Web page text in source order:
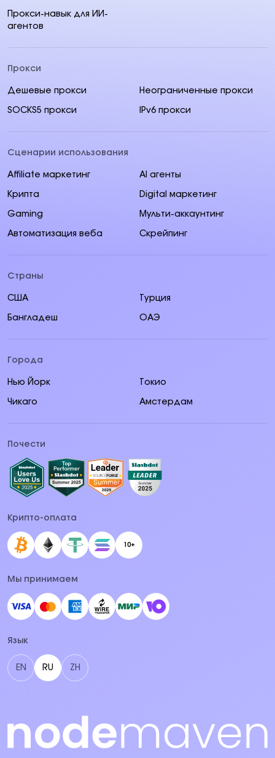
Прокси-навык для ИИ-
агентов
Прокси
Дешевые прокси Неограниченные прокси
SOCKS5 прокси IPv6 прокси
Сценарии использования
Affiliate маркетинг AI aгенты
Крипта Digital маркетинг
Gaming Мульти-аккаунтинг
Автоматизация веба Скрейпинг
Страны
США Турция
Бангладеш ОАЭ
Города
Нью Йорк Токио
Чикаго Амстердам
Почести
Крипто-оплата
10+
Мы принимаем
Язык
EN RU ZH